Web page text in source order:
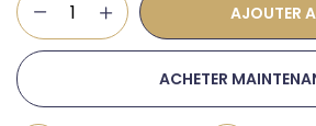
AJOUTER
ACHETER